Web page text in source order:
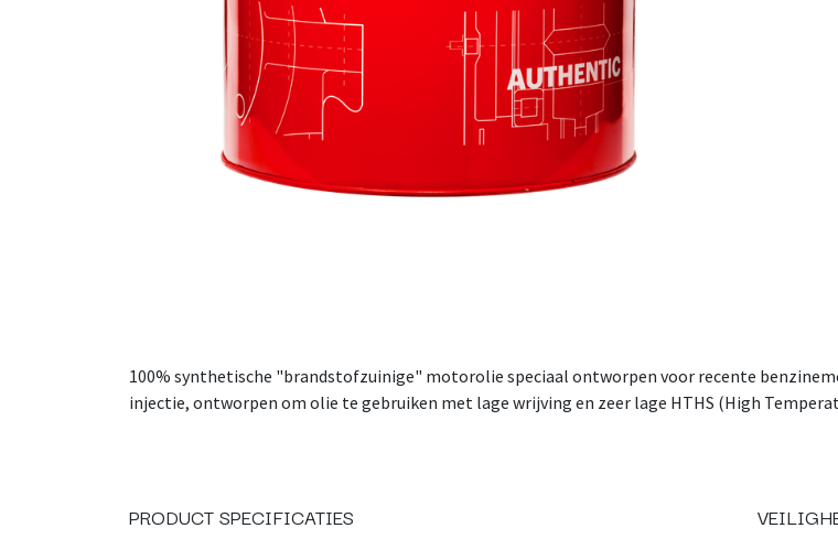
100% synthetische "brandstofzuinige" motorolie speciaal ontworpen voor recente
injectie, ontworpen om olie te gebruiken met lage wrijving en zeer lage HTHS (High
PRODUCT SPECIFICATIES